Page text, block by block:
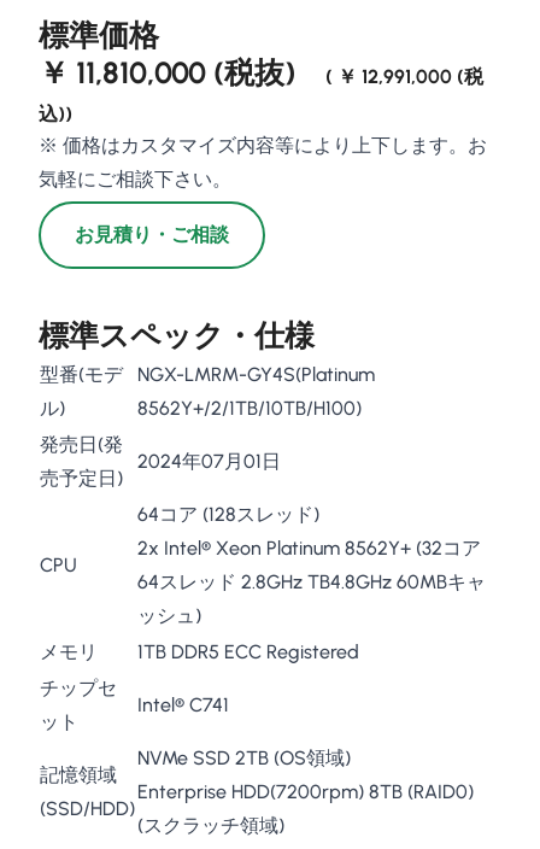
標準価格
￥ 11,810,000 (税抜)
( ￥ 12,991,000 (税
込))
※ 価格はカスタマイズ内容等により上下します。お
気軽にご相談下さい。
お見積り・ご相談
標準スペック・仕様
型番(モデ
ル)
NGX-LMRM-GY4S(Platinum
8562Y+/2/1TB/10TB/H100)
発売日(発
売予定日)
2024年07月01日
CPU
64コア (128スレッド)
2x Intel® Xeon Platinum 8562Y+ (32コア
64スレッド 2.8GHz TB4.8GHz 60MBキャ
ッシュ)
メモリ
1TB DDR5 ECC Registered
チップセ
ット
Intel® C741
記憶領域
(SSD/HDD)
NVMe SSD 2TB (OS領域)
Enterprise HDD(7200rpm) 8TB (RAID0)
(スクラッチ領域)